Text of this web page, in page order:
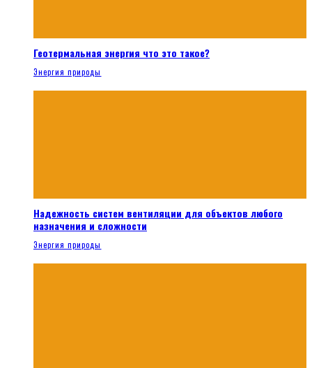
Геотермальная энергия что это такое?
Энергия природы
Надежность систем вентиляции для объектов любого
назначения и сложности
Энергия природы